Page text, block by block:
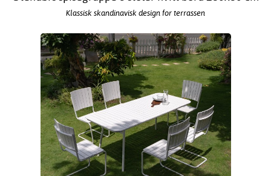
Klassisk skandinavisk design for terrassen